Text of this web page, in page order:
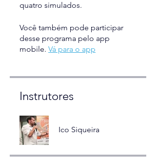
quatro simulados.
Você também pode participar
desse programa pelo app
mobile. Vá para o app
Instrutores
Ico Siqueira